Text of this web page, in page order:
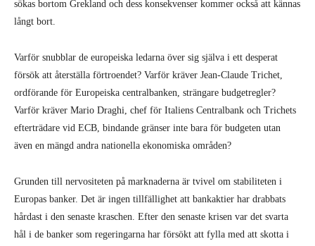
sökas bortom Grekland och dess konsekvenser kommer också att kännas
långt bort.
Varför snubblar de europeiska ledarna över sig själva i ett desperat
försök att återställa förtroendet? Varför kräver Jean-Claude Trichet,
ordförande för Europeiska centralbanken, strängare budgetregler?
Varför kräver Mario Draghi, chef för Italiens Centralbank och Trichets
efterträdare vid ECB, bindande gränser inte bara för budgeten utan
även en mängd andra nationella ekonomiska områden?
Grunden till nervositeten på marknaderna är tvivel om stabiliteten i
Europas banker. Det är ingen tillfällighet att bankaktier har drabbats
hårdast i den senaste kraschen. Efter den senaste krisen var det svarta
hål i de banker som regeringarna har försökt att fylla med att skotta i